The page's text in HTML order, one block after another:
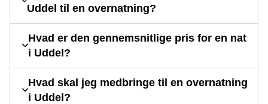
Uddel til en overnatning?
Hvad er den gennemsnitlige pris for en nat
i Uddel?
Hvad skal jeg medbringe til en overnatning
i Uddel?